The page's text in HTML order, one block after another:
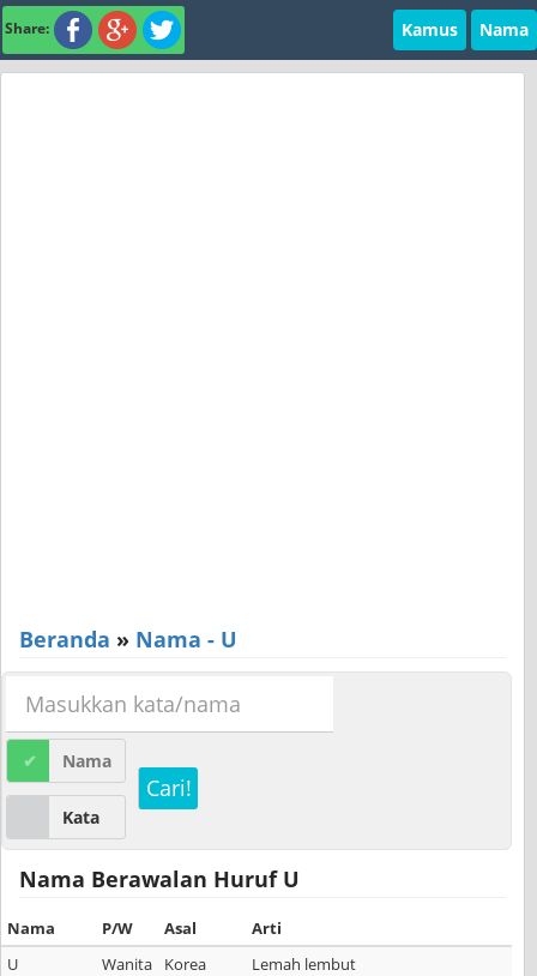
Share: Kamus Nama
Beranda » Nama - U
Nama
Kata
Cari!
Nama Berawalan Huruf U
Nama P/W Asal
Arti
U
Wanita Korea
Lemah lembut